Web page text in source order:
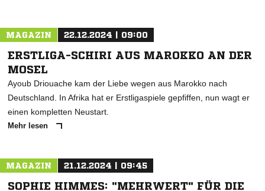
MAGAZIN 22.12.2024 | 09:00
ERSTLIGA-SCHIRI AUS MAROKKO AN DER
MOSEL
Ayoub Driouache kam der Liebe wegen aus Marokko nach
Deutschland. In Afrika hat er Erstligaspiele gepfiffen, nun wagt er
einen kompletten Neustart.
Mehr lesen
MAGAZIN 21.12.2024 | 09:45
SOPHIE HIMMES: "MEHRWERT" FÜR DIE